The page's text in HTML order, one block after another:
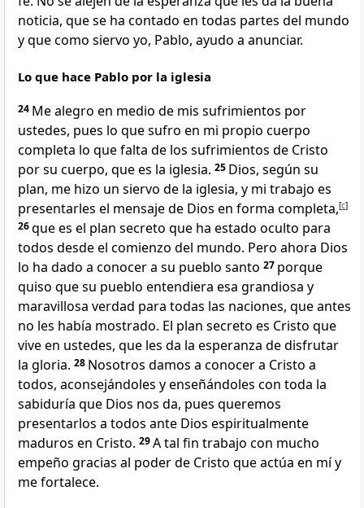
noticia, que se ha contado en todas partes del mundo
y que como siervo yo, Pablo, ayudo a anunciar.
Lo que hace Pablo por la iglesia
24 Me alegro en medio de mis sufrimientos por
ustedes, pues lo que sufro en mi propio cuerpo
completa lo que falta de los sufrimientos de Cristo
por su cuerpo, que es la iglesia. 25 Dios, según su
plan, me hizo un siervo de la iglesia, y mi trabajo es
presentarles el mensaje de Dios en forma completa,[c]
26que es el plan secreto que ha estado oculto para
todos desde el comienzo del mundo. Pero ahora Dios
lo ha dado a conocer a su pueblo santo 27 porque
quiso que su pueblo entendiera esa grandiosa y
maravillosa verdad para todas las naciones, que antes
no les había mostrado. El plan secreto es Cristo que
vive en ustedes, que les da la esperanza de disfrutar
la gloria. 28 Nosotros damos a conocer a Cristo a
todos, aconsejándoles y enseñándoles con toda la
sabiduría que Dios nos da, pues queremos
presentarlos a todos ante Dios espiritualmente
maduros en Cristo. 29A tal fin trabajo con mucho
empeño gracias al poder de Cristo que actúa en mí y
me fortalece.